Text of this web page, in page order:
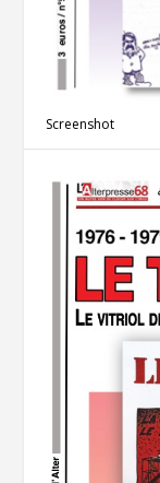
Screenshot